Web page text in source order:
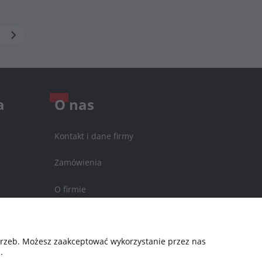
O nas
Kontakt i dane firmy
Zamówienia
O firmie
Możesz zaakceptować wykorzystanie przez nas